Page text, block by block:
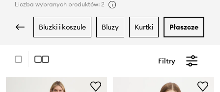
Liczba wybranych produktów: 2
bluzki i koszule bluzy kurtki płaszcze
Filtry